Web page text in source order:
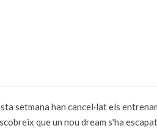
setmana han cancel·lat els
que un nou dream s'ha